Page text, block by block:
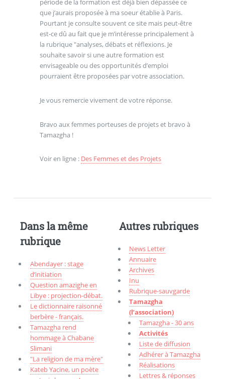
période de la formation est déjà bien dépassée ce
que j’aurais proposée à ma soeur établie à Paris.
Pourtant je consulte souvent ce site mais peut-être
est-ce dû au fait que je m’intéresse principalement à
la rubrique "analyses, débats et réflexions. Je
souhaite savoir si une autre formation est
envisageable ou des opportunités d’emploi
pourraient être proposées par votre association.
Je vous remercie vivement de votre réponse.
Bravo aux femmes porteuses de projets et bravo à
Tamazgha !
Voir en ligne : Des Femmes et des Projets
Dans la même
rubrique
Abendayer : stage
d’initiation
Question amazighe en
Libye : projection-débat.
Le dictionnaire raisonné
berbère - français.
Tamazgha rend
hommage à Chabane
Slimani
"La religion de ma mère"
Kateb Yacine, un poète
Autres rubriques
News Letter
Annuaire
Archives
Inu
Rubrique-sauvgarde
Tamazgha
(l’association)
Tamazgha - 30 ans
Activités
Liste de diffusion
Adhérer à Tamazgha
Réalisations
Lettres & réponses